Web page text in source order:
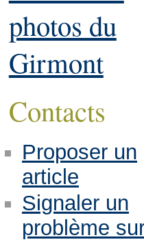
photos du
Girmont
Contacts
Proposer un
article
Signaler un
problème